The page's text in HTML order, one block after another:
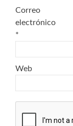
Correo
electrónico
*
Web